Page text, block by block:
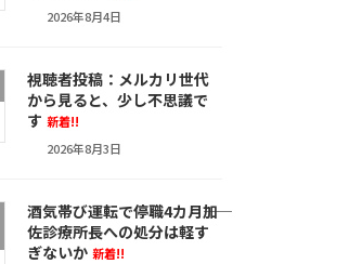
2026年8月4日
視聴者投稿：メルカリ世代
から見ると、少し不思議で
す 新着!!
2026年8月3日
酒気帯び運転で停職4カ月――加
佐診療所長への処分は軽す
ぎないか 新着!!